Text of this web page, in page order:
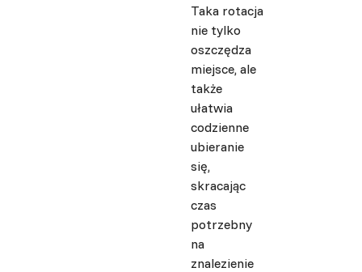
Taka rotacja
nie tylko
oszczędza
miejsce, ale
także
ułatwia
codzienne
ubieranie
się,
skracając
czas
potrzebny
na
znalezienie